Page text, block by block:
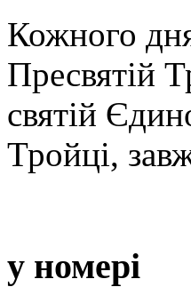
Кожного
Пресвятій
святій
Тройці,
у номері